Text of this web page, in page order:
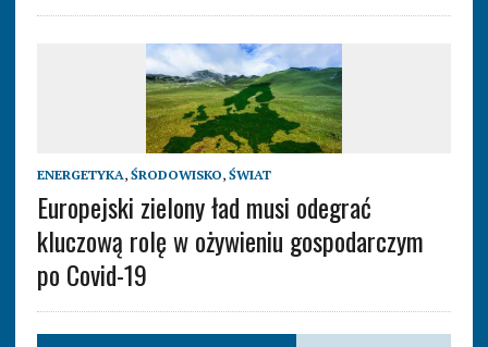
ENERGETYKA, ŚRODOWISKO, ŚWIAT
Europejski zielony ład musi odegrać
kluczową rolę w ożywieniu gospodarczym
po Covid-19